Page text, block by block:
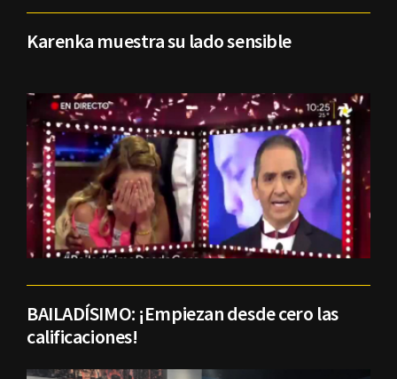
Karenka muestra su lado sensible
BAILADÍSIMO: ¡Empiezan desde cero las
calificaciones!